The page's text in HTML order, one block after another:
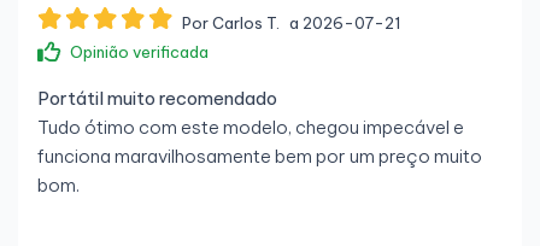
Por Carlos T.
a 2026-07-21
Opinião verificada
Portátil muito recomendado
Tudo ótimo com este modelo, chegou impecável e
funciona maravilhosamente bem por um preço muito
bom.